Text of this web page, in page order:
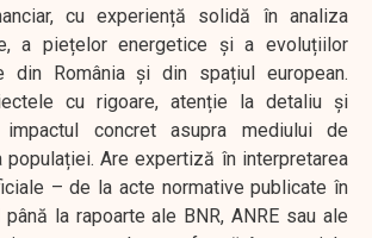
cu experiență solidă în analiza
a piețelor energetice și a evoluțiilor
din România și din spațiul european.
cu rigoare, atenție la detaliu și
concret asupra mediului de
populației. Are expertiză în interpretarea
– de la acte normative publicate în
la rapoarte ale BNR, ANRE sau ale